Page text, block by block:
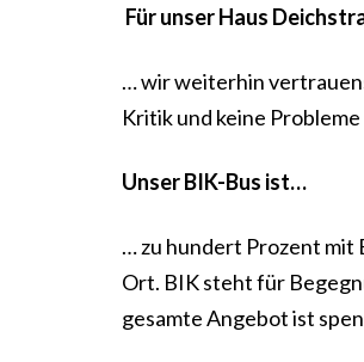
Für unser Haus
… wir weiterhin
Kritik und keine Probleme
Unser BIK-Bus ist…
… zu hundert Prozent mit
Ort. BIK steht für
gesamte Angebot ist